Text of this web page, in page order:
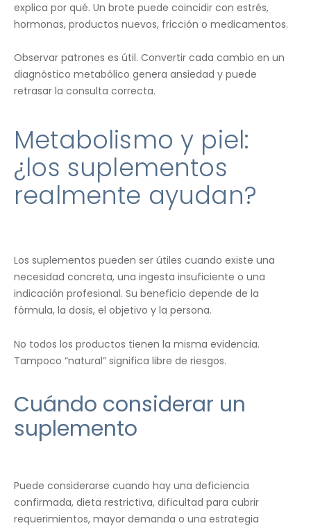
explica por qué. Un brote puede coincidir con estrés,
hormonas, productos nuevos, fricción o medicamentos.
Observar patrones es útil. Convertir cada cambio en un
diagnóstico metabólico genera ansiedad y puede
retrasar la consulta correcta.
Metabolismo y piel:
¿los suplementos
realmente ayudan?
Los suplementos pueden ser útiles cuando existe una
necesidad concreta, una ingesta insuficiente o una
indicación profesional. Su beneficio depende de la
fórmula, la dosis, el objetivo y la persona.
No todos los productos tienen la misma evidencia.
Tampoco “natural” significa libre de riesgos.
Cuándo considerar un
suplemento
Puede considerarse cuando hay una deficiencia
confirmada, dieta restrictiva, dificultad para cubrir
requerimientos, mayor demanda o una estrategia